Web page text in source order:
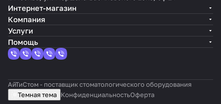
Интернет-магазин
Компания
Услуги
Помощь
АйТиСтом - поставщик стоматологического оборудования
Темная тема КонфиденциальностьОферта